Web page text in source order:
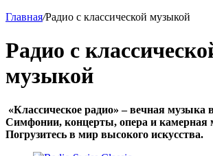
Главная/Радио с классической музыкой
Радио с
музыкой
«Классическое радио» – вечная музыка
Симфонии, концерты, опера и камерная
Погрузитесь в мир высокого искусства.